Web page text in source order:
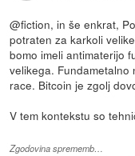
@fiction, in še enkrat,
potraten za karkoli
bomo imeli antimaterijo
velikega.
race. Bitcoin je zgolj
V tem kontekstu so
Zgodovina sprememb…